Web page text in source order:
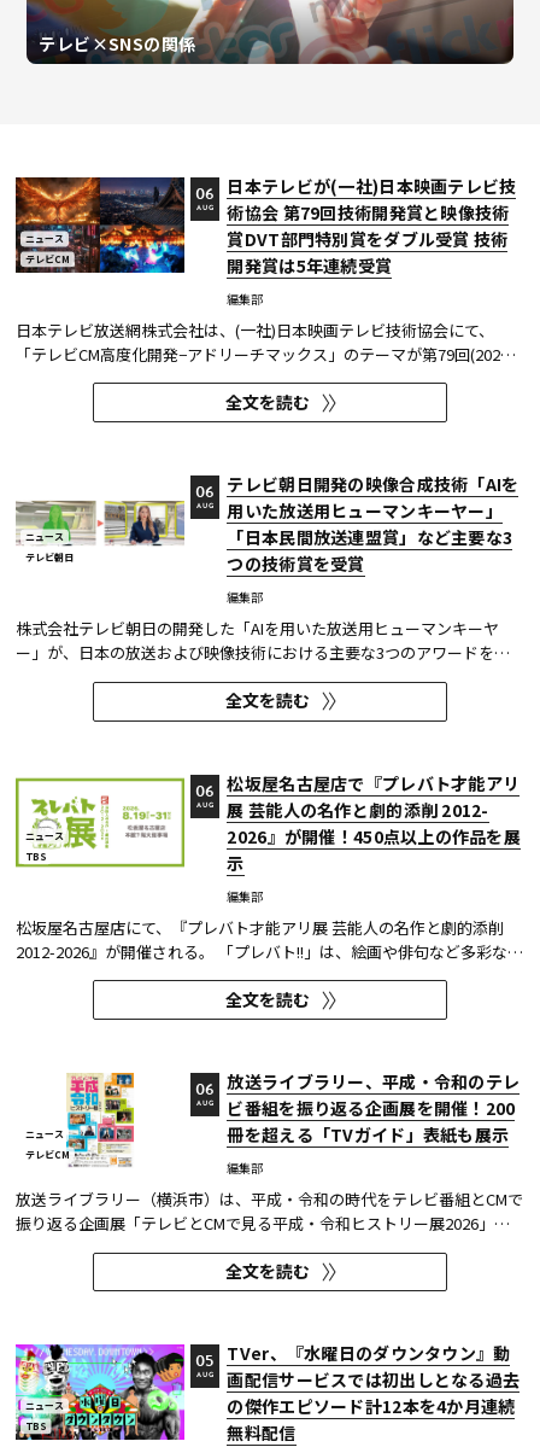
テレビ×SNSの関係
ニュース
テレビCM
日本テレビが(一社)日本映画テレビ技
術協会 第79回技術開発賞と映像技術
賞DVT部門特別賞をダブル受賞 技術
開発賞は5年連続受賞
編集部
06
AUG
日本テレビ放送網株式会社は、(一社)日本映画テレビ技術協会にて、
「テレビCM高度化開発−アドリーチマックス」のテーマが第79回(2025
年度)技術開発賞を、「TOKYO巫女忍者」が映像技術賞 DVT(デジタルビ
ジュアル技術)部門 特別賞を受賞したことを発表した。技術開発賞部門
では、昨年に続き5年連続の受賞となる。 この賞は毎年、放送に関連
全文を読む
ニュース
テレビ朝日
テレビ朝日開発の映像合成技術「AIを
用いた放送用ヒューマンキーヤー」
「日本民間放送連盟賞」など主要な3
つの技術賞を受賞
編集部
06
AUG
株式会社テレビ朝日の開発した「AIを用いた放送用ヒューマンキーヤ
ー」が、日本の放送および映像技術における主要な3つのアワードを受
賞した。 本開発は、人物像認識AIと最新のXR技術を組み合わせたシステ
ムであり、その革新性と実用性が業界内で高い評価を獲得している。
【受賞アワード一覧】 ●2025年 日本民間放送連盟賞 技術部門優...
全文を読む
ニュース
TBS
松坂屋名古屋店で『プレバト才能アリ
展 芸能人の名作と劇的添削 2012-
2026』が開催！450点以上の作品を展
示
編集部
06
AUG
松坂屋名古屋店にて、『プレバト才能アリ展 芸能人の名作と劇的添削
2012-2026』が開催される。 「プレバト!!」は、絵画や俳句など多彩な芸
術ジャンルに芸能人が挑戦し、その作品を超一流の講師陣が才能アリ/ナ
シで厳しく査定する教養バラエティー番組だ。 本展では、定番ジャンル
の俳句・水彩画から、大漁旗や黒板アートといった巨大作品...
全文を読む
ニュース
テレビCM
放送ライブラリー、平成・令和のテレ
ビ番組を振り返る企画展を開催！200
冊を超える「TVガイド」表紙も展示
編集部
06
AUG
放送ライブラリー（横浜市）は、平成・令和の時代をテレビ番組とCMで
振り返る企画展「テレビとCMで見る平成・令和ヒストリー展2026」を8
月7日～9月27日に開催する。
全文を読む
ニュース
TBS
TVer、『水曜日のダウンタウン』動
画配信サービスでは初出しとなる過去
の傑作エピソード計12本を4か月連続
無料配信
05
AUG